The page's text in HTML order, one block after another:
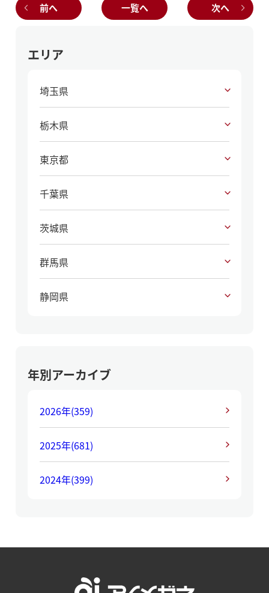
前へ 一覧へ 次へ
エリア
埼玉県
栃木県
東京都
千葉県
茨城県
群馬県
静岡県
年別アーカイブ
2026年(359)
2025年(681)
2024年(399)